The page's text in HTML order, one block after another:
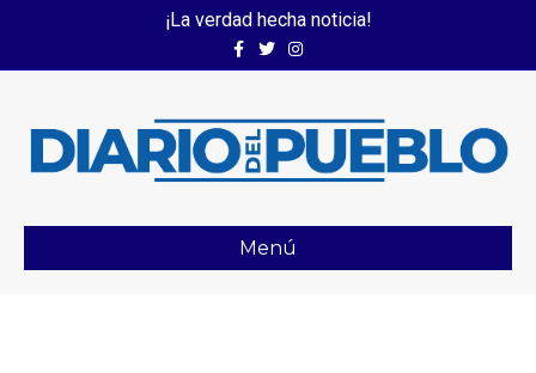
¡La verdad hecha noticia!
FacebookTwitterInstagram
Menú